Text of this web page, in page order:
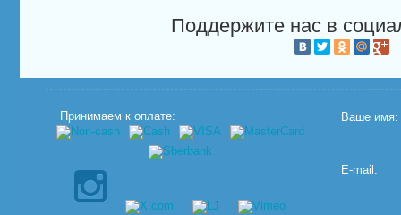
Поддержите нас в
Принимаем к оплате: Ваше имя:
E-mail: